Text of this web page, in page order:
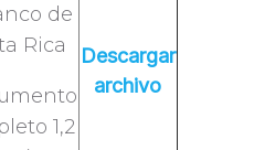
de
Rica
1,2
Descargar
archivo